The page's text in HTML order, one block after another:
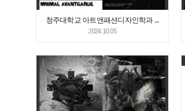
청주대학교 아트앤패션디자인학과 ...
2024.10.05